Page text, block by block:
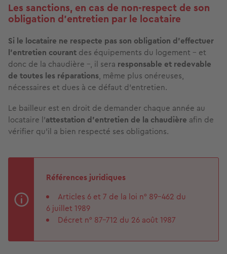
Les sanctions, en cas de non-respect de son
obligation d’entretien par le locataire
Si le locataire ne respecte pas son obligation d’effectuer
l’entretien courant des équipements du logement – et
donc de la chaudière –, il sera responsable et redevable
de toutes les réparations, même plus onéreuses,
nécessaires et dues à ce défaut d’entretien.
Le bailleur est en droit de demander chaque année au
locataire l’attestation d’entretien de la chaudière afin de
vérifier qu'il a bien respecté ses obligations.
Références juridiques
Articles 6 et 7 de la loi n° 89-462 du
6 juillet 1989
Décret n° 87-712 du 26 août 1987